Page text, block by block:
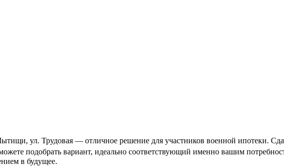
ул. Трудовая — отличное решение для участников военной ипотеки.
подобрать вариант, идеально соответствующий именно вашим
в будущее.